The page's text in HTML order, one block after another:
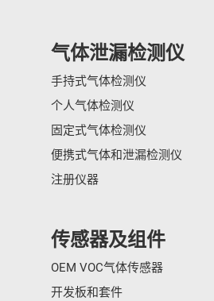
气体泄漏检测仪
手持式气体检测仪
个人气体检测仪
固定式气体检测仪
便携式气体和泄漏检测仪
注册仪器
传感器及组件
OEM VOC气体传感器
开发板和套件